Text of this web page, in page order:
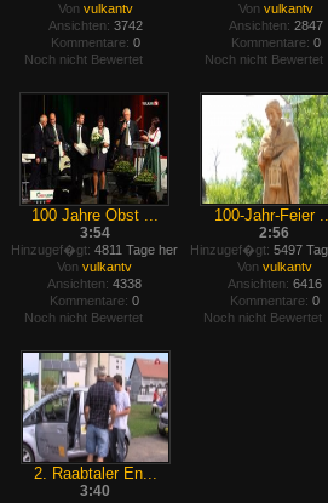
Von vulkantv
Ansichten: 3742
Kommentare: 0
Noch nicht Bewertet
Von vulkantv
Ansichten: 2847
Kommentare: 0
Noch nicht Bewertet
100 Jahre Obst ...
3:54
Hinzugef�gt: 4811 Tage her
Von vulkantv
Ansichten: 4338
Kommentare: 0
Noch nicht Bewertet
100-Jahr-Feier
2:56
Hinzugef�gt: 5497
Von vulkantv
Ansichten: 6416
Kommentare: 0
Noch nicht Bewertet
2. Raabtaler En...
3:40